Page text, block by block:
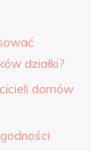
działki?
domów